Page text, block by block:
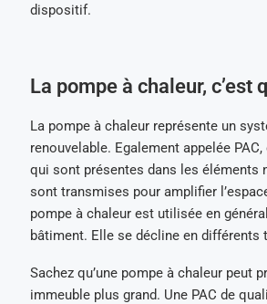
dispositif.
La pompe à chaleur, c’est
La pompe à chaleur représente un
renouvelable. Egalement appelée
qui sont présentes dans les éléments
sont transmises pour amplifier
pompe à chaleur est utilisée en
bâtiment. Elle se décline en différents
Sachez qu’une pompe à chaleur peut
immeuble plus grand. Une PAC de